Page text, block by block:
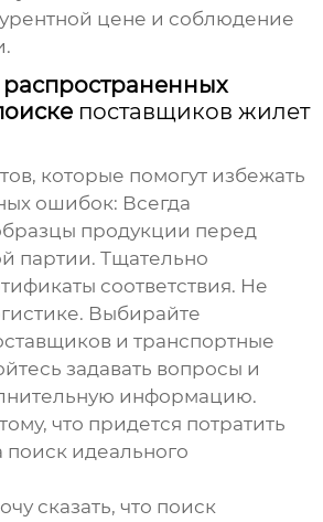
цене и соблюдение
распространенных
поставщиков жилет
которые помогут избежать
ошибок: Всегда
продукции перед
партии. Тщательно
соответствия. Не
Выбирайте
и транспортные
задавать вопросы и
информацию.
что придется потратить
идеального
сказать, что поиск